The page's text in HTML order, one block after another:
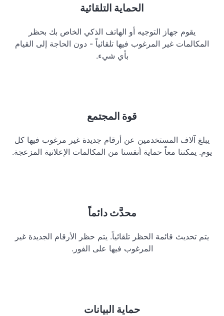
الحماية التلقائية
يقوم جهاز التوجيه أو الهاتف الذكي الخاص بك بحظر
المكالمات غير المرغوب فيها تلقائياً - دون الحاجة إلى القيام
بأي شيء.
قوة المجتمع
يبلغ آلاف المستخدمين عن أرقام جديدة غير مرغوب فيها كل
يوم. يمكننا معاً حماية أنفسنا من المكالمات الإعلانية المزعجة.
محدَّث دائماً
يتم تحديث قائمة الحظر تلقائياً. يتم حظر الأرقام الجديدة غير
المرغوب فيها على الفور.
حماية البيانات